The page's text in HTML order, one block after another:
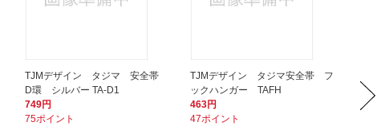
TJMデザイン タジマ 安全帯
D環 シルバー TA-D1
749円
75ポイント
TJMデザイン タジマ安全帯 フ
ックハンガー TAFH
463円
47ポイント
型D環
560円